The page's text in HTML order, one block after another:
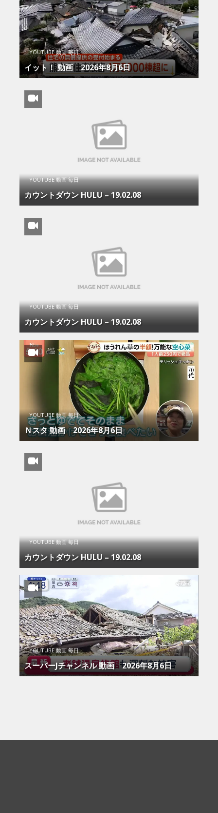
YOUTUBE 動画 毎日
イット！ 動画 2026年8月6日
YOUTUBE 動画 毎日
カウントダウン HULU – 19.02.08
YOUTUBE 動画 毎日
カウントダウン HULU – 19.02.08
YOUTUBE 動画 毎日
Ｎスタ 動画 2026年8月6日
YOUTUBE 動画 毎日
カウントダウン HULU – 19.02.08
YOUTUBE 動画 毎日
スーパーJチャンネル 動画 2026年8月6日